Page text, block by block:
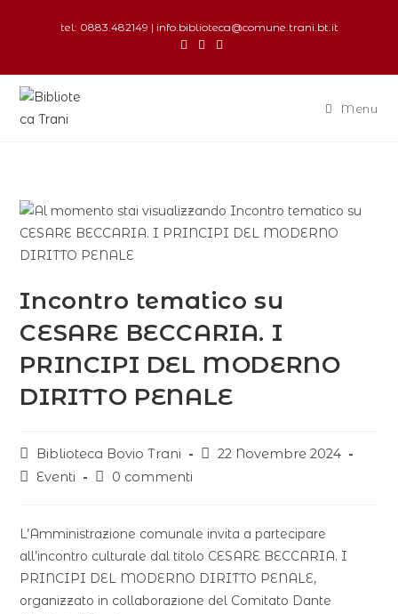
tel: 0883.482149 | info.biblioteca@comune.trani.bt.it
Menu
Incontro tematico su
CESARE BECCARIA. I
PRINCIPI DEL MODERNO
DIRITTO PENALE
Biblioteca Bovio Trani
22 Novembre 2024
Eventi
0 commenti
L’Amministrazione comunale invita a partecipare
all’incontro culturale dal titolo CESARE BECCARIA. I
PRINCIPI DEL MODERNO DIRITTO PENALE,
organizzato in collaborazione del Comitato Dante